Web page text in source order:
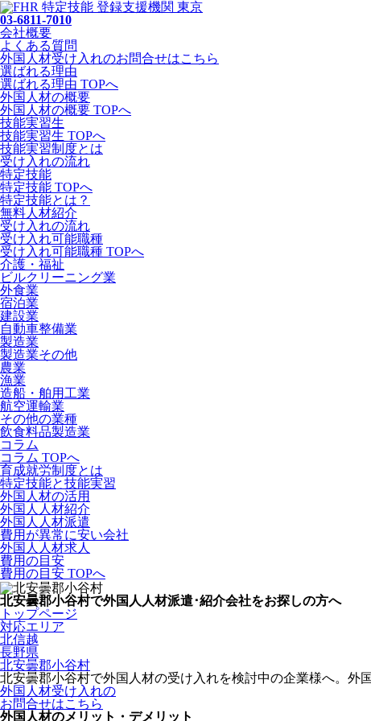
03-6811-7010
会社概要
よくある質問
外国人材受け入れのお問合せはこちら
選ばれる理由
選ばれる理由 TOPへ
外国人材の概要
外国人材の概要 TOPへ
技能実習生
技能実習生 TOPへ
技能実習制度とは
受け入れの流れ
特定技能
特定技能 TOPへ
特定技能とは？
無料人材紹介
受け入れの流れ
受け入れ可能職種
受け入れ可能職種 TOPへ
介護・福祉
ビルクリーニング業
外食業
宿泊業
建設業
自動車整備業
製造業
製造業その他
農業
漁業
造船・舶用工業
航空運輸業
その他の業種
飲食料品製造業
コラム
コラム TOPへ
育成就労制度とは
特定技能と技能実習
外国人材の活用
外国人人材紹介
外国人人材派遣
費用が異常に安い会社
外国人人材求人
費用の目安
費用の目安 TOPへ
北安曇郡小谷村で外国人人材派遣･紹介会社をお探しの方へ
トップページ
対応エリア
北信越
長野県
北安曇郡小谷村
北安曇郡小谷村で外国人材の受け入れを検討中の企業様へ。
外国人材受け入れの
お問合せはこちら
外国人材のメリット・デメリット